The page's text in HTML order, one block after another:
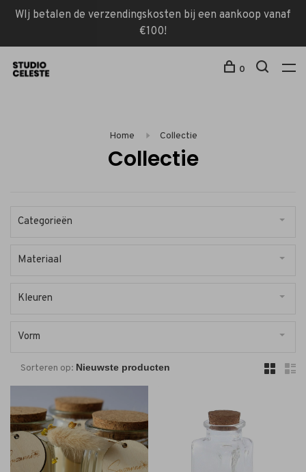
WIj betalen de verzendingskosten bij een aankoop vanaf
€100!
0
Home Collectie
Collectie
Categorieën
Materiaal
Kleuren
Vorm
Sorteren op: